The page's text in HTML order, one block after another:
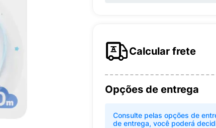
Calcular frete
Opções de entrega
Consulte pelas opções de
de entrega, você poderá